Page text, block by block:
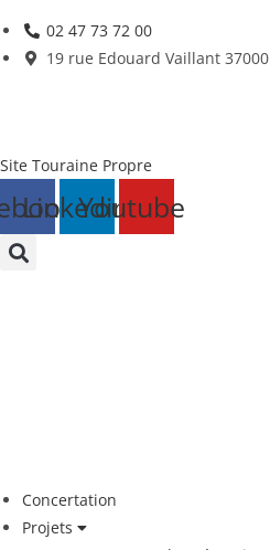
Skip
to
02 47 73 72 00
19 rue Edouard Vaillant
Site Touraine Propre
LinkedinYoutube
Concertation
Projets